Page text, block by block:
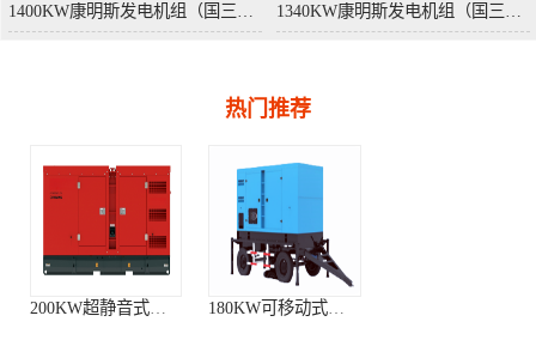
热门推荐
200KW超静音式柴油发电机组 180KW可移动式柴油发电站